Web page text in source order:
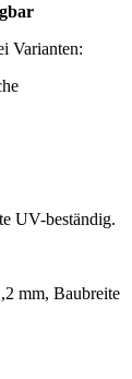
Varianten:
UV-beständig.
mm, Baubreite